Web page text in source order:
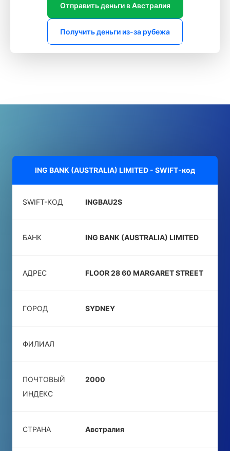
Отправить деньги в Австралия
Получить деньги из-за рубежа
ING BANK (AUSTRALIA) LIMITED - SWIFT-код
SWIFT-КОД INGBAU2S
БАНК ING BANK (AUSTRALIA) LIMITED
АДРЕС FLOOR 28 60 MARGARET STREET
ГОРОД SYDNEY
ФИЛИАЛ
ПОЧТОВЫЙ
ИНДЕКС
2000
СТРАНА Австралия